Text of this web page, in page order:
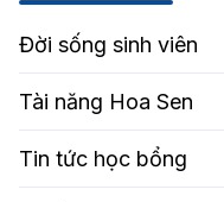
Đời sống sinh viên
Tài năng Hoa Sen
Tin tức học bổng